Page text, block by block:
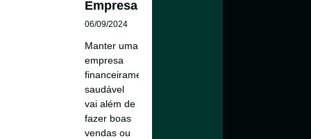
Empresa
06/09/2024
Manter uma
empresa
financeiramente
saudável
vai além de
fazer boas
vendas ou